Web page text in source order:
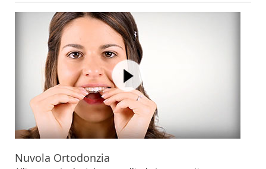
Nuvola Ortodonzia